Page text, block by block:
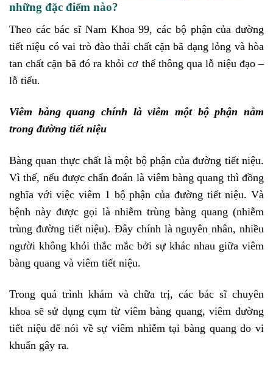
những đặc điểm nào?
Theo các bác sĩ Nam Khoa 99, các bộ phận của đường
tiết niệu có vai trò đào thải chất cặn bã dạng lỏng và hòa
tan chất cặn bã đó ra khỏi cơ thể thông qua lỗ niệu đạo –
lỗ tiểu.
Viêm bàng quang chính là viêm một bộ phận nằm
trong đường tiết niệu
Bàng quan thực chất là một bộ phận của đường tiết niệu.
Vì thế, nếu được chẩn đoán là viêm bàng quang thì đồng
nghĩa với việc viêm 1 bộ phận của đường tiết niệu. Và
bệnh này được gọi là nhiễm trùng bàng quang (nhiễm
trùng đường tiết niệu). Đây chính là nguyên nhân, nhiều
người không khỏi thắc mắc bởi sự khác nhau giữa viêm
bàng quang và viêm tiết niệu.
Trong quá trình khám và chữa trị, các bác sĩ chuyên
khoa sẽ sử dụng cụm từ viêm bàng quang, viêm đường
tiết niệu để nói về sự viêm nhiễm tại bàng quang do vi
khuẩn gây ra.